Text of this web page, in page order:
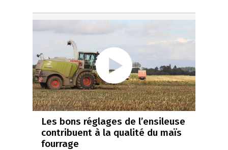
Les bons réglages de l’ensileuse
contribuent à la qualité du maïs
fourrage